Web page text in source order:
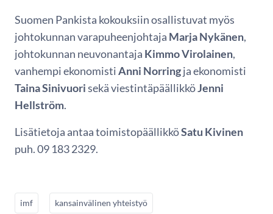
Suomen Pankista kokouksiin osallistuvat myös
johtokunnan varapuheenjohtaja Marja Nykänen,
johtokunnan neuvonantaja Kimmo Virolainen,
vanhempi ekonomistiAnni Norringja ekonomisti
Taina Sinivuorisekä viestintäpäällikköJenni
Hellström.
Lisätietoja antaa toimistopäällikköSatu Kivinen
puh. 09 183 2329.
imf kansainvälinen yhteistyö